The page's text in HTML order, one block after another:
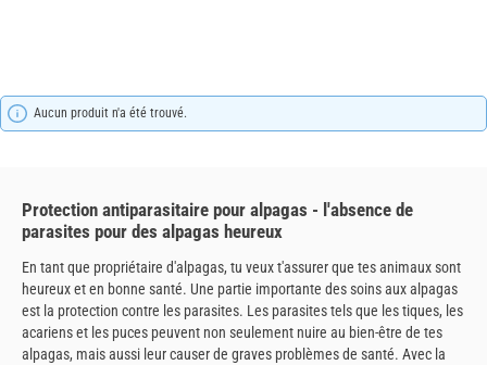
Aucun produit n'a été trouvé.
Protection antiparasitaire pour alpagas - l'absence de
parasites pour des alpagas heureux
En tant que propriétaire d'alpagas, tu veux t'assurer que tes animaux sont
heureux et en bonne santé. Une partie importante des soins aux alpagas
est la protection contre les parasites. Les parasites tels que les tiques, les
acariens et les puces peuvent non seulement nuire au bien-être de tes
alpagas, mais aussi leur causer de graves problèmes de santé. Avec la